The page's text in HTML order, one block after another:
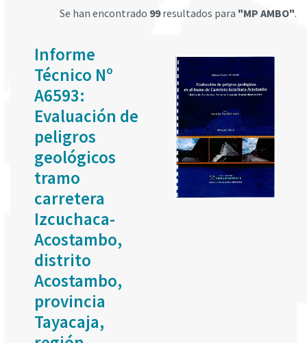
Se han encontrado 99resultados para "MP AMBO".
Informe
Técnico Nº
A6593:
Evaluación de
peligros
geológicos
tramo
carretera
Izcuchaca-
Acostambo,
distrito
Acostambo,
provincia
Tayacaja,